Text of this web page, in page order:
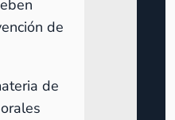
de
de